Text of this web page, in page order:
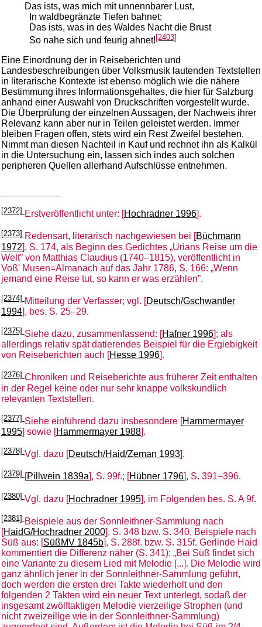
Das ists, was mich mit unnennbarer Lust,
In waldbegränzte Tiefen bahnet;
Das ists, was in des Waldes Nacht die Brust
So nahe sich und feurig ahnet![2403]
Eine Einordnung der in Reiseberichten und
Landesbeschreibungen über Volksmusik lautenden Textstellen
in literarische Kontexte ist ebenso möglich wie die nähere
Bestimmung ihres Informationsgehaltes, die hier für Salzburg
anhand einer Auswahl von Druckschriften vorgestellt wurde.
Die Überprüfung der einzelnen Aussagen, der Nachweis ihrer
Relevanz kann aber nur in Teilen geleistet werden. Immer
bleiben Fragen offen, stets wird ein Rest Zweifel bestehen.
Nimmt man diesen Nachteil in Kauf und rechnet ihn als Kalkül
in die Untersuchung ein, lassen sich indes auch solchen
peripheren Quellen allerhand Aufschlüsse entnehmen.
[2372] Erstveröffentlicht unter: [Hochradner 1996].
[2373] Redensart, literarisch nachgewiesen bei [
Büchmann
1972], S. 174, als Beginn des Gedichtes „Urians Reise um die
Welt” von Matthias Claudius (1740–1815), veröffentlicht in
Voß' Musen=Almanach auf das Jahr 1786, S. 166: „Wenn
jemand eine Reise tut, so kann er was erzählen”.
[2374] Mitteilung der Verfasser; vgl. [Deutsch/Gschwantler
1994], bes. S. 25–29.
[2375] Siehe dazu, zusammenfassend: [Hafner 1996]; als
allerdings relativ spät datierendes Beispiel für die Ergiebigkeit
von Reiseberichten auch [Hesse 1996].
[2376] Chroniken und Reiseberichte aus früherer Zeit enthalten
in der Regel keine oder nur sehr knappe volkskundlich
relevanten Textstellen.
[2377] Siehe einführend dazu insbesondere [Hammermayer
1995] sowie [Hammermayer 1988].
[2378] Vgl. dazu [Deutsch/Haid/Zeman 1993].
[2379] Pillwein 1839a ], S. 99f.; [ Hübner 1796 ], S. 391–396.
[2380] Vgl. dazu [Hochradner 1995], im Folgenden bes. S. A 9f.
[2381] Beispiele aus der Sonnleithner-Sammlung nach
[HaidG/Hochradner 2000], S. 348 bzw. S. 340, Beispiele nach
Süß aus: [SüßMV 1845b], S. 288f. bzw. S. 315f. Gerlinde Haid
kommentiert die Differenz näher (S. 341): „Bei Süß findet sich
eine Variante zu diesem Lied mit Melodie [...]. Die Melodie wird
ganz ähnlich jener in der Sonnleithner-Sammlung geführt,
doch werden die ersten drei Takte wiederholt und den
folgenden 2 Takten wird ein neuer Text unterlegt, sodaß der
insgesamt zwölftaktigen Melodie vierzeilige Strophen (und
nicht zweizeilige wie in der Sonnleithner-Sammlung)